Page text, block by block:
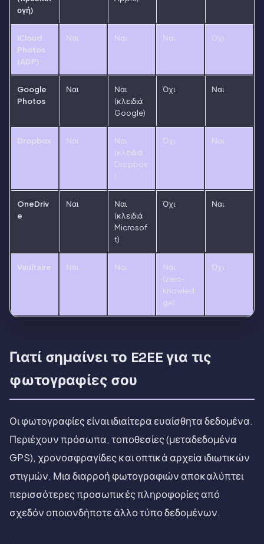
ογή)
iCloud
Photos
(ADP)
Ναι Ναι Ναι Όχι
Google
Photos
Ναι
Ναι
(κλειδιά
Google)
Όχι Ναι
Dropbox Ναι
Ναι
(κλειδιά
Dropbox
)
Όχι Ναι
OneDriv
e
Ναι
Ναι
(κλειδιά
Microsof
t)
Όχι Ναι
Vaultaire Ναι Ναι
Ναι
(zero-
knowled
ge)
Όχι
Γιατί σημαίνει το E2EE για τις
φωτογραφίες σου
Οι φωτογραφίες είναι ιδιαίτερα ευαίσθητα δεδομένα.
Περιέχουν πρόσωπα, τοποθεσίες (μεταδεδομένα
GPS), χρονοσφραγίδες και οπτικά αρχεία ιδιωτικών
στιγμών. Μια διαρροή φωτογραφιών αποκαλύπτει
περισσότερες προσωπικές πληροφορίες από
σχεδόν οποιονδήποτε άλλο τύπο δεδομένων.